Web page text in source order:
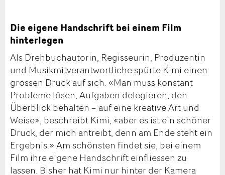
Die eigene Handschrift bei einem Film
hinterlegen
Als Drehbuchautorin, Regisseurin, Produzentin
und Musikmitverantwortliche spürte Kimi einen
grossen Druck auf sich. «Man muss konstant
Probleme lösen, Aufgaben delegieren, den
Überblick behalten – auf eine kreative Art und
Weise», beschreibt Kimi, «aber es ist ein schöner
Druck, der mich antreibt, denn am Ende steht ein
Ergebnis.» Am schönsten findet sie, bei einem
Film ihre eigene Handschrift einfliessen zu
lassen. Bisher hat Kimi nur hinter der Kamera